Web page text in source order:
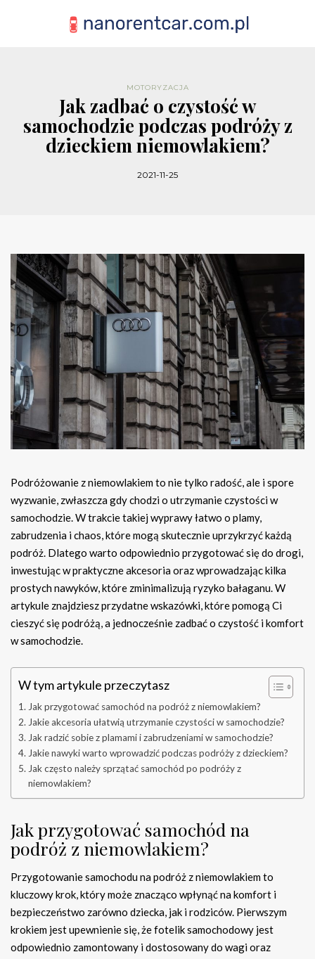
MOTORYZACJA
Jak zadbać o czystość w
samochodzie podczas podróży z
dzieckiem niemowlakiem?
2021-11-25
Podróżowanie z niemowlakiem to nie tylko radość, ale i spore
wyzwanie, zwłaszcza gdy chodzi o utrzymanie czystości w
samochodzie. W trakcie takiej wyprawy łatwo o plamy,
zabrudzenia i chaos, które mogą skutecznie uprzykrzyć każdą
podróż. Dlatego warto odpowiednio przygotować się do drogi,
inwestując w praktyczne akcesoria oraz wprowadzając kilka
prostych nawyków, które zminimalizują ryzyko bałaganu. W
artykule znajdziesz przydatne wskazówki, które pomogą Ci
cieszyć się podróżą, a jednocześnie zadbać o czystość i komfort
w samochodzie.
W tym artykule przeczytasz
Jak przygotować samochód na podróż z niemowlakiem?
Jakie akcesoria ułatwią utrzymanie czystości w samochodzie?
Jak radzić sobie z plamami i zabrudzeniami w samochodzie?
Jakie nawyki warto wprowadzić podczas podróży z dzieckiem?
Jak często należy sprzątać samochód po podróży z
niemowlakiem?
Jak przygotować samochód na
podróż z niemowlakiem?
Przygotowanie samochodu na podróż z niemowlakiem to
kluczowy krok, który może znacząco wpłynąć na komfort i
bezpieczeństwo zarówno dziecka, jak i rodziców. Pierwszym
krokiem jest upewnienie się, że fotelik samochodowy jest
odpowiednio zamontowany i dostosowany do wagi oraz